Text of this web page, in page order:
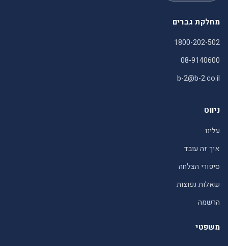
מחלקת גברים
1800-202-502
08-9140600
b-2@b-2.co.il
ניווט
עלינו
איך זה עובד
סיפורי הצלחה
שאלות נפוצות
הרשמה
משפטי